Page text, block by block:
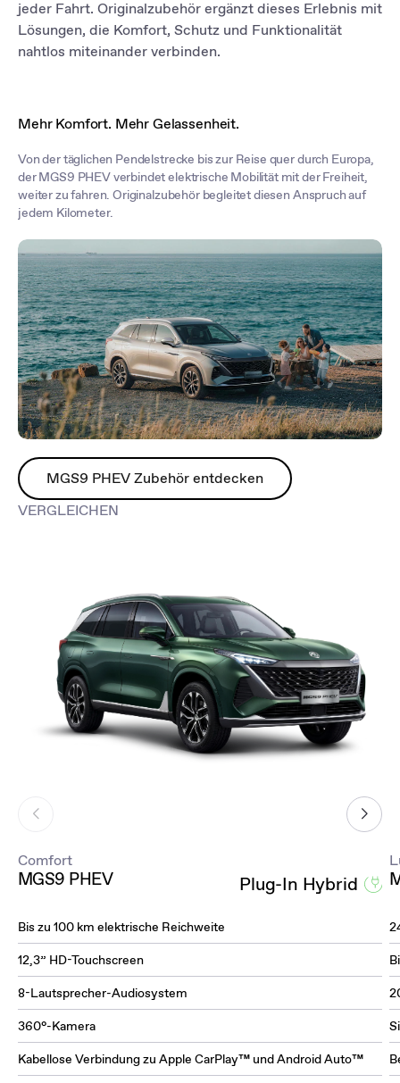
bei jeder Fahrt zu speichern und abzurufen.
jeder Fahrt. Originalzubehör ergänzt dieses Erlebnis mit
Lösungen, die Komfort, Schutz und Funktionalität
nahtlos miteinander verbinden.
Mehr Komfort. Mehr Gelassenheit.
Von der täglichen Pendelstrecke bis zur Reise quer durch Europa,
der MGS9 PHEV verbindet elektrische Mobilität mit der Freiheit,
weiter zu fahren. Originalzubehör begleitet diesen Anspruch auf
jedem Kilometer.
MGS9 PHEV Zubehör entdecken
VERGLEICHEN
Comfort
MGS9 PHEV Plug-In Hybrid
Bis zu 100 km elektrische Reichweite
12,3” HD-Touchscreen
8-Lautsprecher-Audiosystem
360°-Kamera
Kabellose Verbindung zu Apple CarPlay™ und Android Auto™